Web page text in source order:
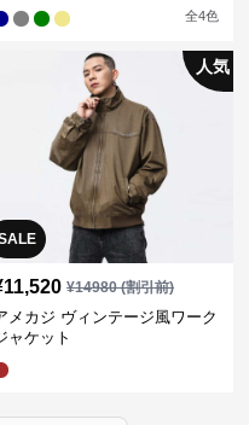
全4色
人気
11,520 ¥14980(割引前)
メカジ ヴィンテージ風ワーク
ャケット